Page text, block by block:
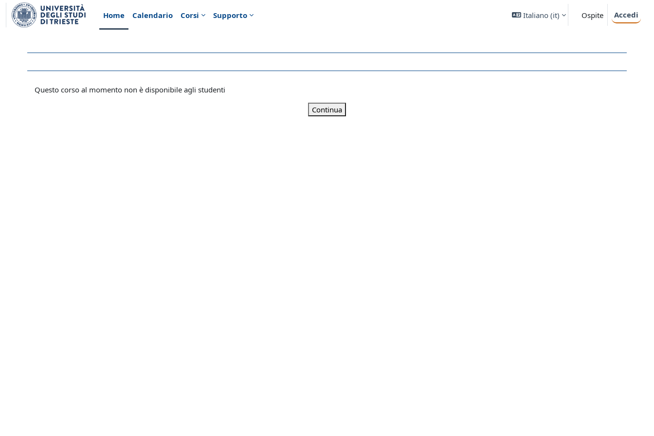
Vai al contenuto principale
Home
Calendario Corsi Supporto Italiano ‎(it)‎ Ospite Accedi
Questo corso al momento non è disponibile agli studenti
Continua